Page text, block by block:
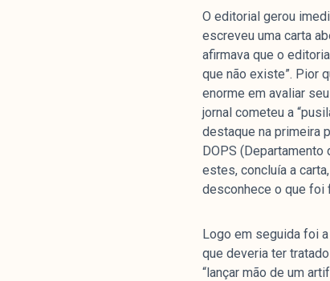
O editorial gerou
escreveu uma carta
afirmava que o
que não existe”. Pior
enorme em avaliar
jornal cometeu a
destaque na primeira
DOPS (Departamento
estes, concluía a
desconhece o que foi
Logo em seguida foi
que deveria ter
“lançar mão de um